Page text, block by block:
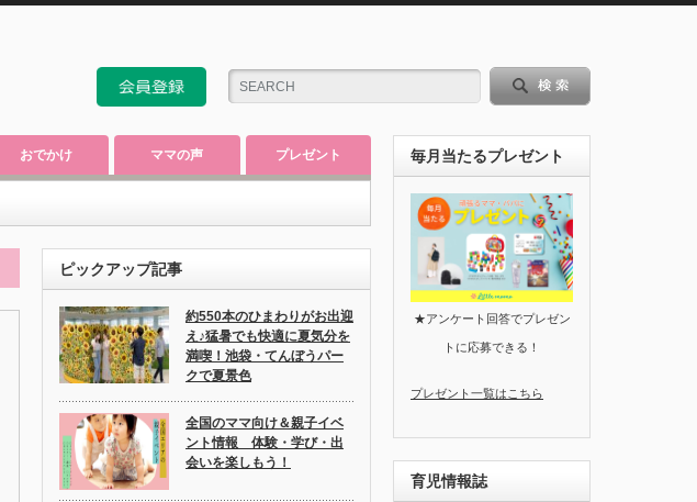
おでかけ ママの声 プレゼント
ピックアップ記事
約550本のひまわりがお出迎
え♪猛暑でも快適に夏気分を
満喫！池袋・てんぼうパー
クで夏景色
全国のママ向け＆親子イベ
ント情報 体験・学び・出
会いを楽しもう！
毎月当たるプレゼント
★アンケート回答でプレゼン
トに応募できる！
プレゼント一覧はこちら
育児情報誌